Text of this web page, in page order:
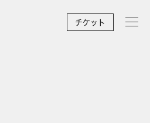
チケット